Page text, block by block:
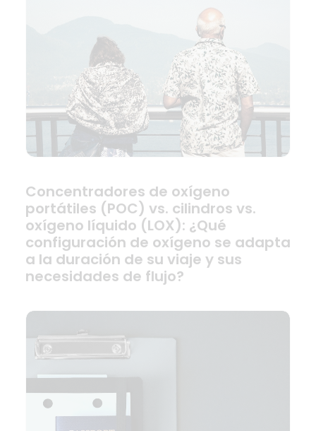
Concentradores de oxígeno
portátiles (POC) vs. cilindros vs.
oxígeno líquido (LOX): ¿Qué
configuración de oxígeno se adapta
a la duración de su viaje y sus
necesidades de flujo?